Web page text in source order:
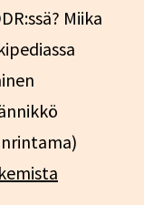
Miika